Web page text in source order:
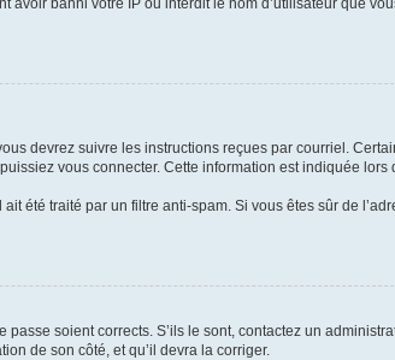
devrez suivre les instructions reçues par courriel.
vous connecter. Cette information est indiquée lors
été traité par un filtre anti-spam. Si vous êtes sûr de
soient corrects. S’ils le sont, contactez un
de son côté, et qu’il devra la corriger.